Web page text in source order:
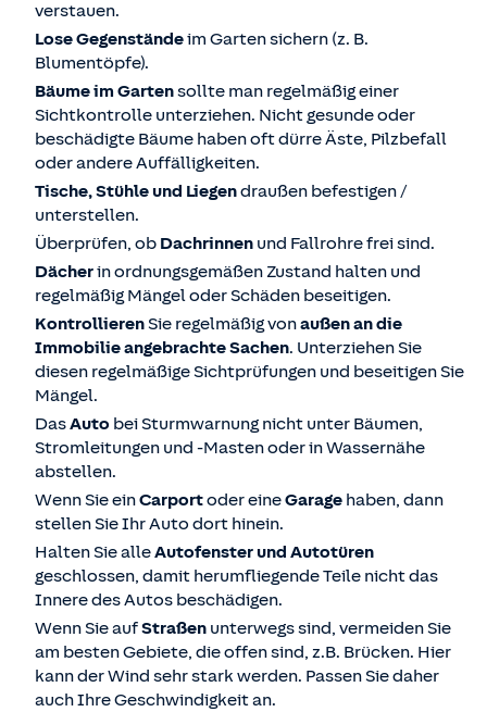
verstauen.
Lose Gegenständeim Garten sichern (z. B.
Blumentöpfe).
Bäume im Gartensollte man regelmäßig einer
Sichtkontrolle unterziehen. Nicht gesunde oder
beschädigte Bäume haben oft dürre Äste, Pilzbefall
oder andere Auffälligkeiten.
Tische, Stühle und Liegendraußen befestigen /
unterstellen.
Überprüfen, ob Dachrinnen und Fallrohre frei sind.
Dächerin ordnungsgemäßen Zustand halten und
regelmäßig Mängel oder Schäden beseitigen.
KontrollierenSie regelmäßig vonaußen an die
Immobilie angebrachte Sachen. Unterziehen Sie
diesen regelmäßige Sichtprüfungen und beseitigen Sie
Mängel.
DasAuto bei Sturmwarnung nicht unter Bäumen,
Stromleitungen und -Masten oder in Wassernähe
abstellen.
Wenn Sie einCarportoder eineGarage haben, dann
stellen Sie Ihr Auto dort hinein.
Halten Sie alleAutofenster und Autotüren
geschlossen, damit herumfliegende Teile nicht das
Innere des Autos beschädigen.
Wenn Sie aufStraßen unterwegs sind, vermeiden Sie
am besten Gebiete, die offen sind, z.B. Brücken. Hier
kann der Wind sehr stark werden. Passen Sie daher
auch Ihre Geschwindigkeit an.